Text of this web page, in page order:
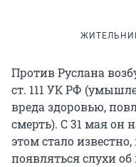
Против Руслана
ст. 111 УК РФ
вреда здоровью,
смерть). С 31 мая он
этом стало
появляться слухи